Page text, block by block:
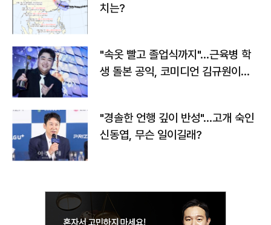
치는?
"속옷 빨고 졸업식까지"…근육병 학
생 돌본 공익, 코미디언 김규원이었
"경솔한 언행 깊이 반성"…고개 숙인
신동엽, 무슨 일이길래?